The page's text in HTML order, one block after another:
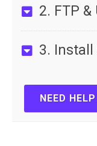
2. FTP &
3.
NEED